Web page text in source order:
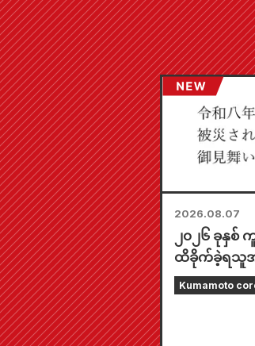
2026.08.07
၂၀၂၆ ခုနှစ်
ထိခိုက်ခဲ့ရသူအ
တို့၏ အနက်ရှိုင်း
Kumamoto